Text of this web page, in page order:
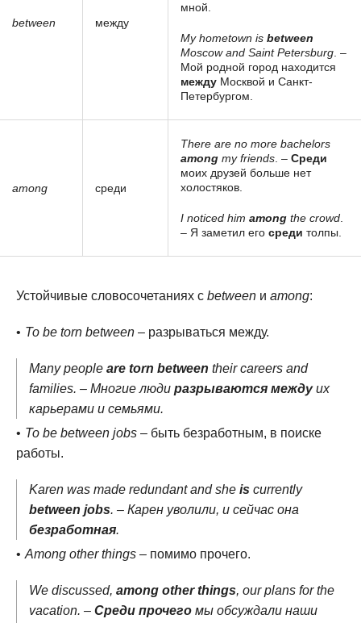
between между
мной.
My hometown is between
Moscow and Saint Petersburg . –
Мой родной город находится
между Москвой и Санкт-
Петербургом.
among среди
There are no more bachelors
among my friends . – Среди
моих друзей больше нет
холостяков.
I noticed him among the crowd
– Я заметил его среди толпы.
Устойчивые словосочетаниях с between и among:
To be torn between – разрываться между.
Many people are torn between their careers and
families. – Многие люди разрываются междуих
карьерами и семьями.
To be between jobs – быть безработным, в поиске
работы.
Karen was made redundant and she is currently
between jobs. – Карен уволили, и сейчас она
безработная.
Among other things – помимо прочего.
We discussed, among other things, our plans for the
vacation. – Среди прочего мы обсуждали наши